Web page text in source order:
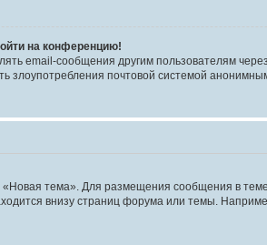
на конференцию!
email-сообщения другим пользователям
злоупотребления почтовой системой
тема». Для размещения сообщения в
внизу страниц форума или темы.